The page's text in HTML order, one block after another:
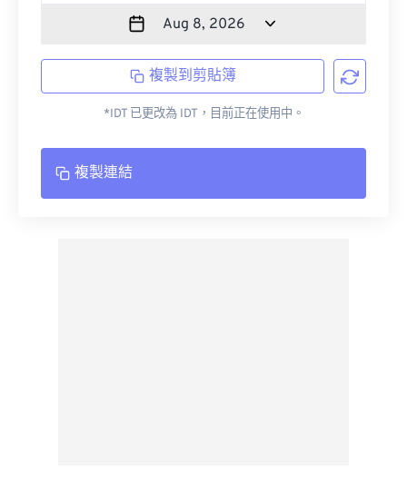
複製到剪貼簿
*IDT 已更改為 IDT，目前正在使用中。
複製連結